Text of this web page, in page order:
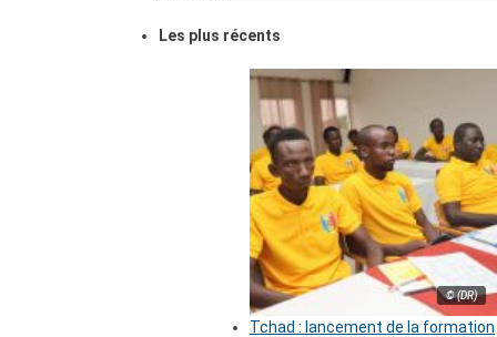
Les plus récents
© (DR)
Tchad : lancement de la formation